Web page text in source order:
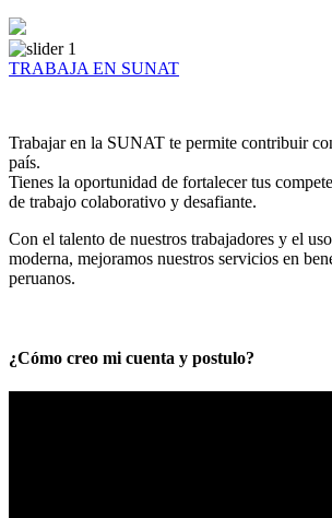
TRABAJA EN SUNAT
Trabajar en la SUNAT te permite contribuir
país.
Tienes la oportunidad de fortalecer tus
de trabajo colaborativo y desafiante.
Con el talento de nuestros trabajadores y el
moderna, mejoramos nuestros servicios en
peruanos.
¿Cómo creo mi cuenta y postulo?